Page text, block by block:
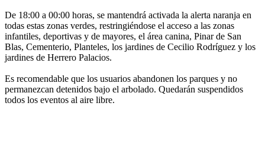
De 18:00 a 00:00 horas, se mantendrá activada la alerta naranja en
todas estas zonas verdes, restringiéndose el acceso a las zonas
infantiles, deportivas y de mayores, el área canina, Pinar de San
Blas, Cementerio, Planteles, los jardines de Cecilio Rodríguez y los
jardines de Herrero Palacios.
Es recomendable que los usuarios abandonen los parques y no
permanezcan detenidos bajo el arbolado. Quedarán suspendidos
todos los eventos al aire libre.